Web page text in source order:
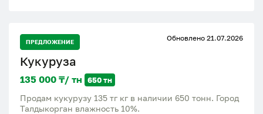
ПРЕДЛОЖЕНИЕ Обновлено 21.07.2026
Кукуруза
135 000 ₸/ тн 650 тн
Продам кукурузу 135 тг кг в наличии 650 тонн. Город
Талдыкорган влажность 10%.